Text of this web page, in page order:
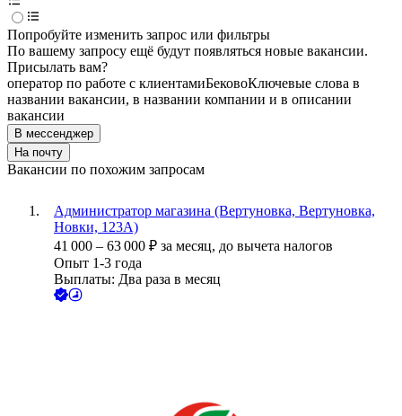
Попробуйте изменить запрос или фильтры
По вашему запросу ещё будут появляться новые вакансии.
Присылать вам?
оператор по работе с клиентамиБековоКлючевые слова в
названии вакансии, в названии компании и в описании
вакансии
В мессенджер
На почту
Вакансии по похожим запросам
Администратор магазина (Вертуновка, Вертуновка,
Новки, 123А)
41 000 – 63 000 ₽ за месяц, до вычета налогов
Опыт 1-3 года
Выплаты: Два раза в месяц